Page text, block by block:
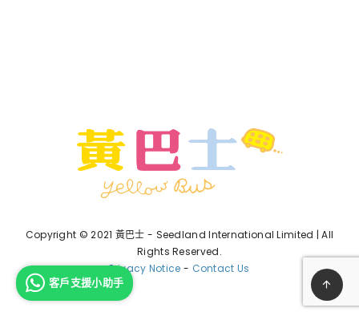
Copyright © 2021 黃巴士 - Seedland International Limited | All
Rights Reserved.
Privacy Notice - Contact Us
客戶支援小助手